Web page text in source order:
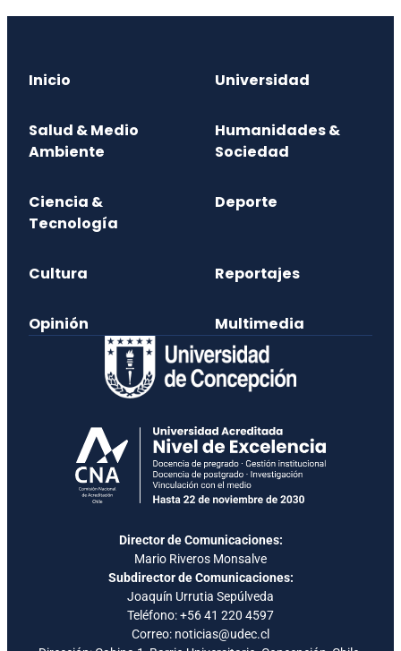
Inicio Universidad
Salud & Medio
Ambiente
Humanidades &
Sociedad
Ciencia &
Tecnología
Deporte
Cultura Reportajes
Opinión Multimedia
Director de Comunicaciones:
Mario Riveros Monsalve
Subdirector de Comunicaciones:
Joaquín Urrutia Sepúlveda
Teléfono:+56 41 220 4597
Correo: noticias@udec.cl